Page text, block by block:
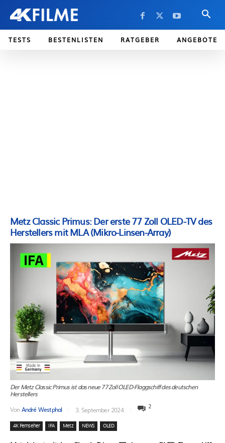
TESTS BESTENLISTEN RATGEBER ANGEBOTE
Metz Classic Primus: Der erste 77 Zoll OLED-TV des
Herstellers mit MLA (Mikro-Linsen-Array)
Der Metz Classic Primus ist das neue 77 Zoll OLED-Flaggschiff des deutschen
Herstellers
VonAndré Westphal 3. September 2024 2
4K Fernseher IFA Metz NEWS OLED